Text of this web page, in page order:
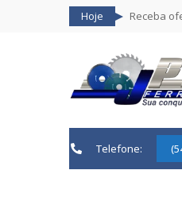
Hoje Receba
Telefone: